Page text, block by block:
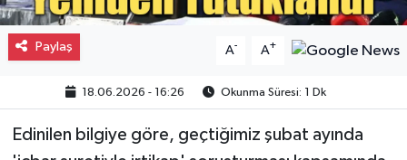
Paylaş A- A+
18.06.2026 - 16:26 Okunma Süresi: 1 Dk
Edinilen bilgiye göre, geçtiğimiz şubat ayında